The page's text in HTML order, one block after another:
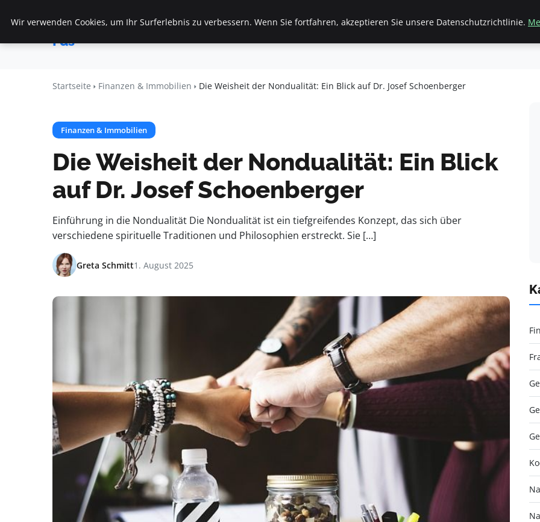
Veranstaltungen
Fds
Startseite Finanzen & Immobilien Frauen / Mode General
Startseite Finanzen & Immobilien Die Weisheit der Nondualität: Ein Blick auf Dr. Josef Schoenberger
Finanzen & Immobilien
Die Weisheit der Nondualität: Ein Blick
auf Dr. Josef Schoenberger
Einführung in die Nondualität Die Nondualität ist ein tiefgreifendes Konzept, das sich über
verschiedene spirituelle Traditionen und Philosophien erstreckt. Sie […]
Greta Schmitt1. August 2025
Wir verwenden Cookies, um Ihr Surferlebnis zu verbessern. Wenn Sie fortfahren, akzeptieren Sie unsere Datenschutzrichtlinie.